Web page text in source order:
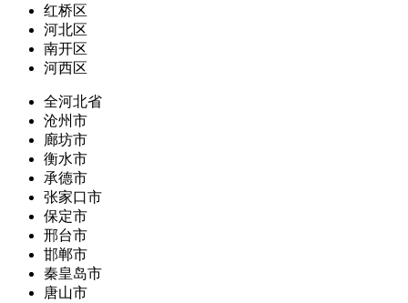
红桥区
河北区
南开区
河西区
全河北省
沧州市
廊坊市
衡水市
承德市
张家口市
保定市
邢台市
邯郸市
秦皇岛市
唐山市